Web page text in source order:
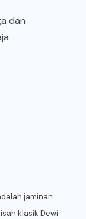
dan
jaminan
klasik Dewi